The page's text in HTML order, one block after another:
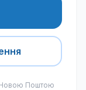
Поштою